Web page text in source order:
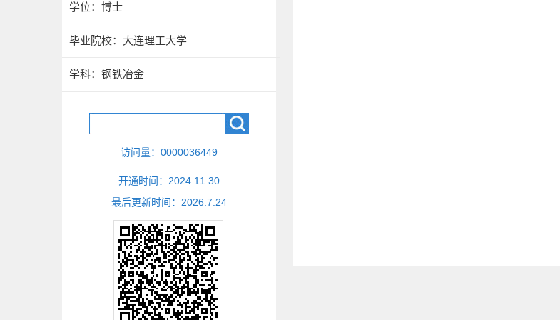
学位：博士
毕业院校：大连理工大学
学科：钢铁冶金
访问量： 0000036449
开通时间： 2024 11 30
最后更新时间： 2026 7 24